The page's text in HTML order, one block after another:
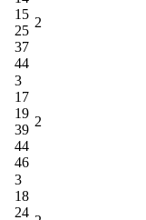
15
25
37
44
2
3
17
19
39
44
46
2
3
18
24